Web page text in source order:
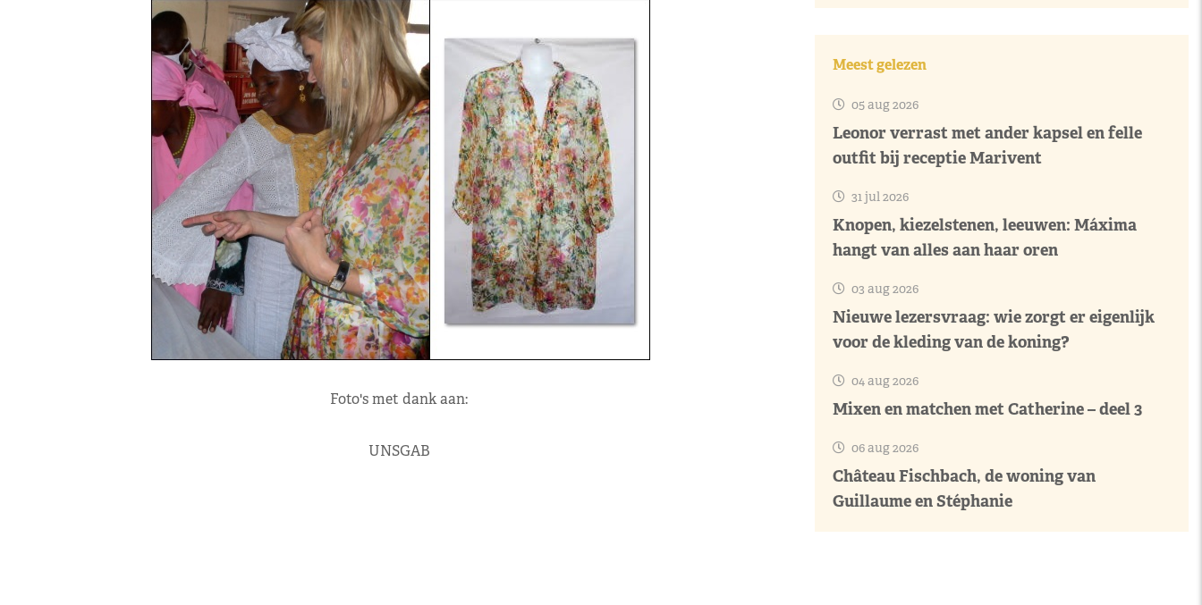
Foto's met dank aan:
UNSGAB
Meest gelezen
05 aug 2026
Leonor verrast met ander kapsel en felle
outfit bij receptie Marivent
31 jul 2026
Knopen, kiezelstenen, leeuwen: Máxima
hangt van alles aan haar oren
03 aug 2026
Nieuwe lezersvraag: wie zorgt er eigenlijk
voor de kleding van de koning?
04 aug 2026
Mixen en matchen met Catherine – deel 3
06 aug 2026
Château Fischbach, de woning van
Guillaume en Stéphanie